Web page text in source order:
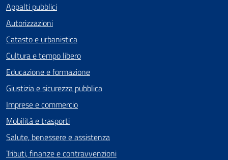
Appalti pubblici
Autorizzazioni
Catasto e urbanistica
Cultura e tempo libero
Educazione e formazione
Giustizia e sicurezza pubblica
Imprese e commercio
Mobilità e trasporti
Salute, benessere e assistenza
Tributi, finanze e contravvenzioni